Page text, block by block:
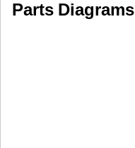
Parts Diagrams